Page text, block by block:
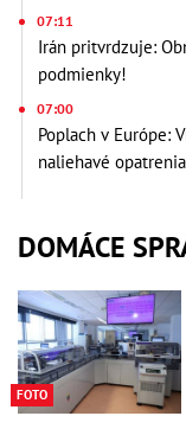
07:11
Irán pritvrdzuje:
podmienky!
07:00
Poplach v Európe:
naliehavé opatrenia
DOMÁCE
FOTO